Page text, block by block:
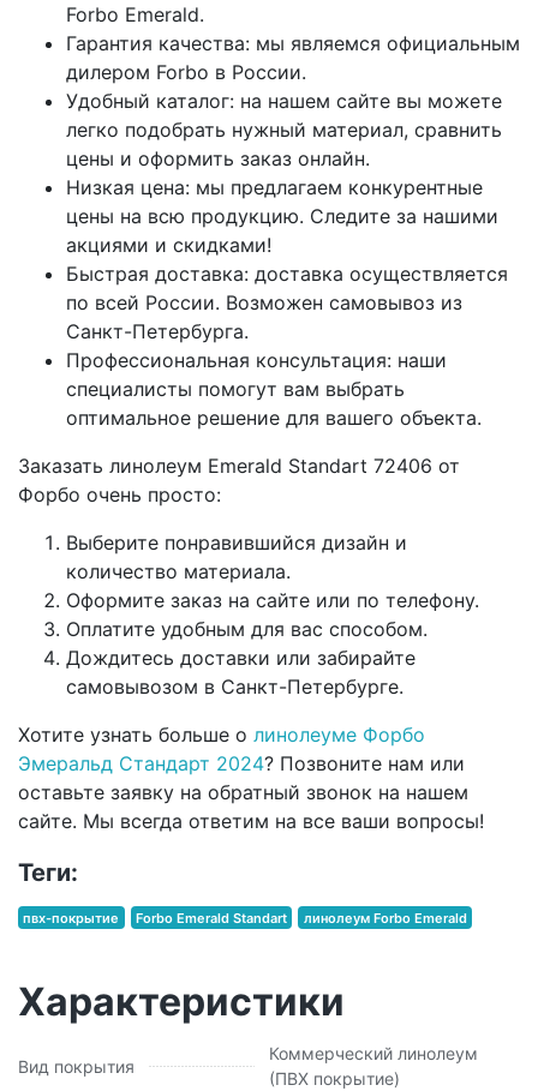
Forbo Emerald.
Гарантия качества: мы являемся официальным
дилером Forbo в России.
Удобный каталог: на нашем сайте вы можете
легко подобрать нужный материал, сравнить
цены и оформить заказ онлайн.
Низкая цена: мы предлагаем конкурентные
цены на всю продукцию. Следите за нашими
акциями и скидками!
Быстрая доставка: доставка осуществляется
по всей России. Возможен самовывоз из
Санкт-Петербурга.
Профессиональная консультация: наши
специалисты помогут вам выбрать
оптимальное решение для вашего объекта.
Заказать линолеум Emerald Standart 72406 от
Форбо очень просто:
Выберите понравившийся дизайн и
количество материала.
Оформите заказ на сайте или по телефону.
Оплатите удобным для вас способом.
Дождитесь доставки или забирайте
самовывозом в Санкт-Петербурге.
Хотите узнать больше о линолеуме Форбо
Эмеральд Стандарт 2024? Позвоните нам или
оставьте заявку на обратный звонок на нашем
сайте. Мы всегда ответим на все ваши вопросы!
Теги:
пвх-покрытие Forbo Emerald Standart линолеум Forbo Emerald
Характеристики
Вид покрытия
Коммерческий линолеум
(ПВХ покрытие)